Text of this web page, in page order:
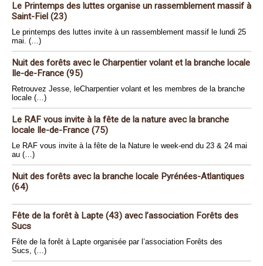
Le Printemps des luttes organise un rassemblement massif à
Saint-Fiel (23)
Le printemps des luttes invite à un rassemblement massif le lundi 25
mai. (…)
Nuit des forêts avec le Charpentier volant et la branche locale
Ile-de-France (95)
Retrouvez Jesse, leCharpentier volant et les membres de la branche
locale (…)
Le RAF vous invite à la fête de la nature avec la branche
locale Ile-de-France (75)
Le RAF vous invite à la fête de la Nature le week-end du 23 & 24 mai
au (…)
Nuit des forêts avec la branche locale Pyrénées-Atlantiques
(64)
Fête de la forêt à Lapte (43) avec l’association Forêts des
Sucs
Fête de la forêt à Lapte organisée par l’association Forêts des
Sucs, (…)